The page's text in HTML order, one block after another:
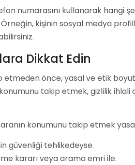
numarasını kullanarak hangi
kişinin sosyal medya
Dikkat Edin
etmeden önce, yasal ve etik
takip etmek, gizlilik
konumunu takip etmek
güvenliği tehlikedeyse.
kararı veya arama emri ile.